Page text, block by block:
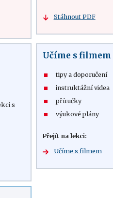
Stáhnout PDF
s
Učíme s filmem
tipy a doporučení
instruktážní videa
příručky
výukové plány
Přejít na lekci:
Učíme s filmem